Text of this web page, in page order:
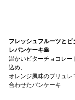
フレッシュフルーツと
レパンケーキ🥞
温かいビターチョコレー
込め、
オレンジ風味のブリュレ
合わせたパンケーキ